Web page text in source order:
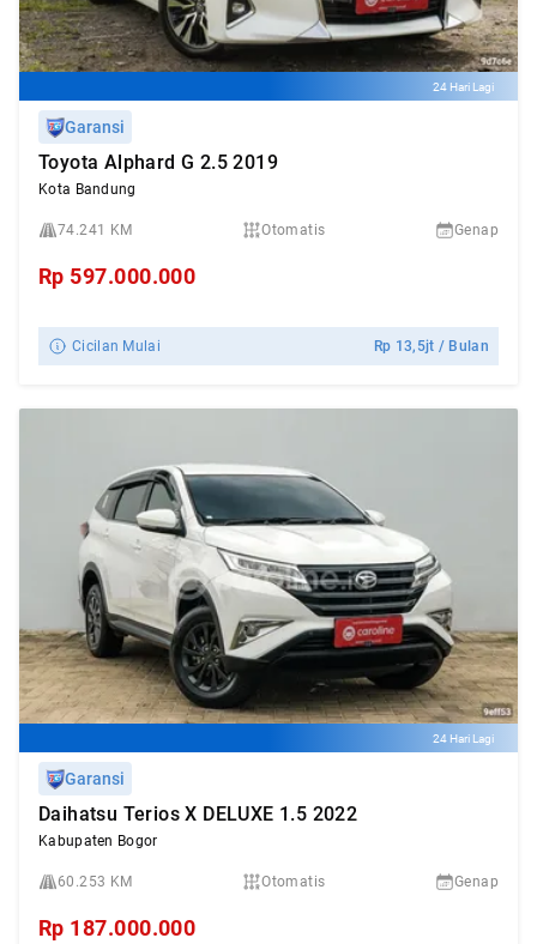
24 Hari Lagi
Garansi
Toyota Alphard G 2.5 2019
Kota Bandung
74.241 KM Otomatis Genap
Rp 597.000.000
Cicilan Mulai Rp 13,5jt / Bulan
24 Hari Lagi
Garansi
Daihatsu Terios X DELUXE 1.5 2022
Kabupaten Bogor
60.253 KM Otomatis Genap
Rp 187.000.000